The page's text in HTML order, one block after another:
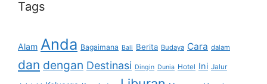
Tags
Alam Anda Bagaimana Bali Berita Budaya Cara dalam
dan dengan Destinasi Dingin Dunia Hotel Ini Jalur